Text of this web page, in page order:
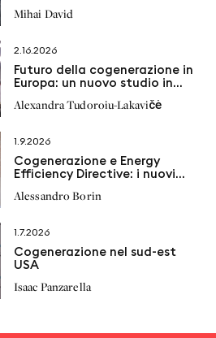
Mihai David
2.16.2026
Futuro della cogenerazione in
Europa: un nuovo studio in
Alexandra Tudoroiu-Lakavičė
1.9.2026
Cogenerazione e Energy
Efficiency Directive: i nuovi
Italcogen
Alessandro Borin
1.7.2026
Cogenerazione nel sud-est
USA
Isaac Panzarella